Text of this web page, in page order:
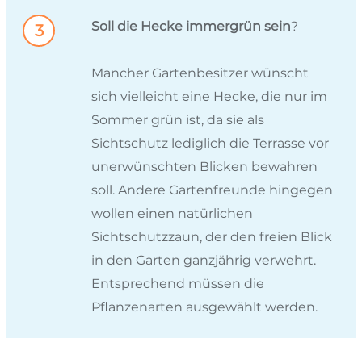
Soll die Hecke immergrün sein?
Mancher Gartenbesitzer wünscht
sich vielleicht eine Hecke, die nur im
Sommer grün ist, da sie als
Sichtschutz lediglich die Terrasse vor
unerwünschten Blicken bewahren
soll. Andere Gartenfreunde hingegen
wollen einen natürlichen
Sichtschutzzaun, der den freien Blick
in den Garten ganzjährig verwehrt.
Entsprechend müssen die
Pflanzenarten ausgewählt werden.